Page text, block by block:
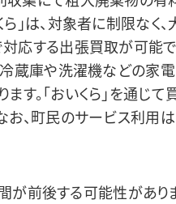
ら」は、対象者に制限な
応する出張買取が可能
冷蔵庫や洗濯機などの家
す。「おいくら」を通じ
お、町民のサービス利用
が前後する可能性があ